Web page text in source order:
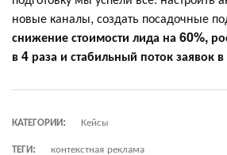
новые каналы, создать посадочные
снижение стоимости лида на 60%,
в 4 раза и стабильный поток заявок
КАТЕГОРИИ:
Кейсы
ТЕГИ:
контекстная реклама